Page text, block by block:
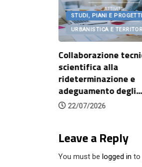
STUDI, PIANI E PROGETTI
URBANISTICA E
Collaborazione
scientifica alla
rideterminazione e
adeguamento degli...
22/07/2026
Leave a Reply
You must be logged in to